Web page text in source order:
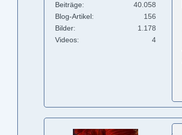
Beiträge
40.058
Blog-Artikel
156
Bilder
1.178
Videos
4